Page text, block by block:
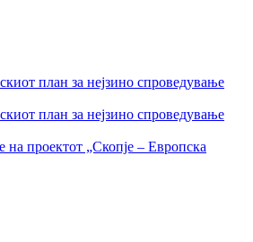
план за нејзино спроведување
план за нејзино спроведување
на проектот „Скопје – Европска